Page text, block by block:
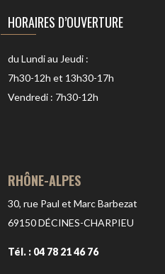
HORAIRES D’OUVERTURE
du Lundi au Jeudi :
7h30-12h et 13h30-17h
Vendredi : 7h30-12h
RHÔNE-ALPES
30, rue Paul et Marc Barbezat
69150DÉCINES-CHARPIEU
Tél. : 04 78 21 46 76